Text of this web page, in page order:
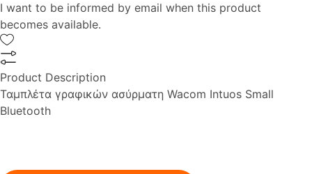
I want to be informed by email when this product
becomes available.
Product Description
Ταμπλέτα γραφικών ασύρματη Wacom Intuos Small
Bluetooth